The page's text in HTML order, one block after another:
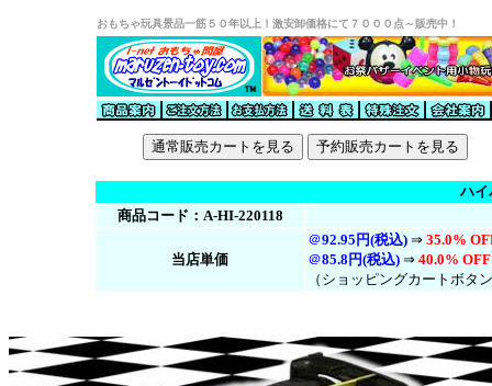
おもちゃ玩具景品一筋５０年以上！激安卸価格にて７０００点～販売中！
ハイ
商品コード：A-HI-220118
当店単価
＠92.95円(税込) ⇒ 35.0%
＠85.8円(税込) ⇒ 40.0%
（ショッピングカートボタ